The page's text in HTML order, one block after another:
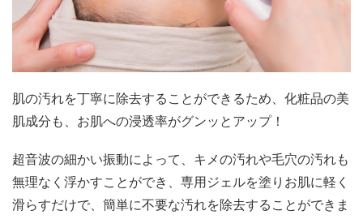
肌の汚れを丁寧に除去することができるため、化粧品の美
肌成分も、お肌への浸透率がグンッとアップ！
超音波の細かい振動によって、キメの汚れや毛穴の汚れも
無理なく浮かすことができ、専用ジェルを塗りお肌に軽く
滑らすだけで、簡単に不要な汚れを除去することができま